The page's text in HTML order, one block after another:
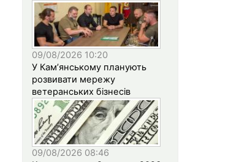
09/08/2026 10:20
У Кам’янському планують
розвивати мережу
ветеранських бізнесів
09/08/2026 08:46